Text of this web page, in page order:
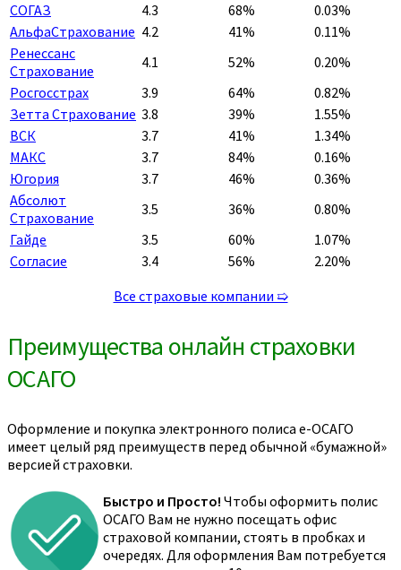
СОГАЗ
4.3 68%
0.03%
АльфаСтрахование 4.2 41%
0.11%
Ренессанс
Страхование
4.1 52%
0.20%
Росгосстрах
3.9 64%
0.82%
Зетта Страхование 3.8 39%
1.55%
ВСК
3.7 41%
1.34%
МАКС
3.7 84%
0.16%
Югория
3.7 46%
0.36%
Абсолют
Страхование
3.5 36%
0.80%
Гайде
3.5 60%
1.07%
Согласие
3.4 56%
2.20%
Все страховые компании ➯
Преимущества онлайн страховки
ОСАГО
Оформление и покупка электронного полиса е-ОСАГО
имеет целый ряд преимуществ перед обычной «бумажной»
версией страховки.
Быстро и Просто! Чтобы оформить полис
ОСАГО Вам не нужно посещать офис
страховой компании, стоять в пробках и
очередях. Для оформления Вам потребуется